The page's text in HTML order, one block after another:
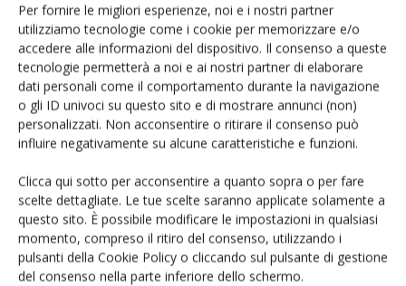
Per fornire le migliori esperienze, noi e i nostri partner
utilizziamo tecnologie come i cookie per memorizzare e/o
accedere alle informazioni del dispositivo. Il consenso a queste
tecnologie permetterà a noi e ai nostri partner di elaborare
dati personali come il comportamento durante la navigazione
o gli ID univoci su questo sito e di mostrare annunci (non)
personalizzati. Non acconsentire o ritirare il consenso può
influire negativamente su alcune caratteristiche e funzioni.
Clicca qui sotto per acconsentire a quanto sopra o per fare
scelte dettagliate. Le tue scelte saranno applicate solamente a
questo sito. È possibile modificare le impostazioni in qualsiasi
momento, compreso il ritiro del consenso, utilizzando i
pulsanti della Cookie Policy o cliccando sul pulsante di gestione
del consenso nella parte inferiore dello schermo.
Rimani aggiornato sul mondo
dell’agricoltura
Iscriviti alle nostre newsletter